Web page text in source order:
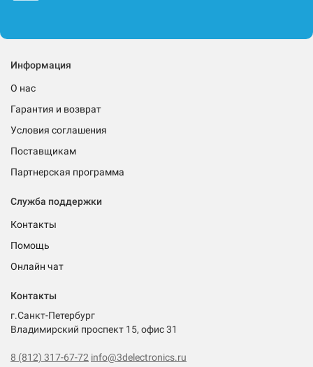
Информация
О нас
Гарантия и возврат
Условия соглашения
Поставщикам
Партнерская программа
Служба поддержки
Контакты
Помощь
Онлайн чат
Контакты
г.Санкт-Петербург
Владимирский проспект 15, офис 31
8 (812) 317-67-72 info@3delectronics.ru